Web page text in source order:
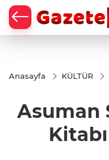
Anasayfa KÜLTÜR
Asuman